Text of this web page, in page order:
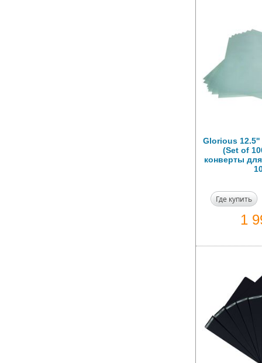
Glorious
(Set of
конверты
Где купить
1